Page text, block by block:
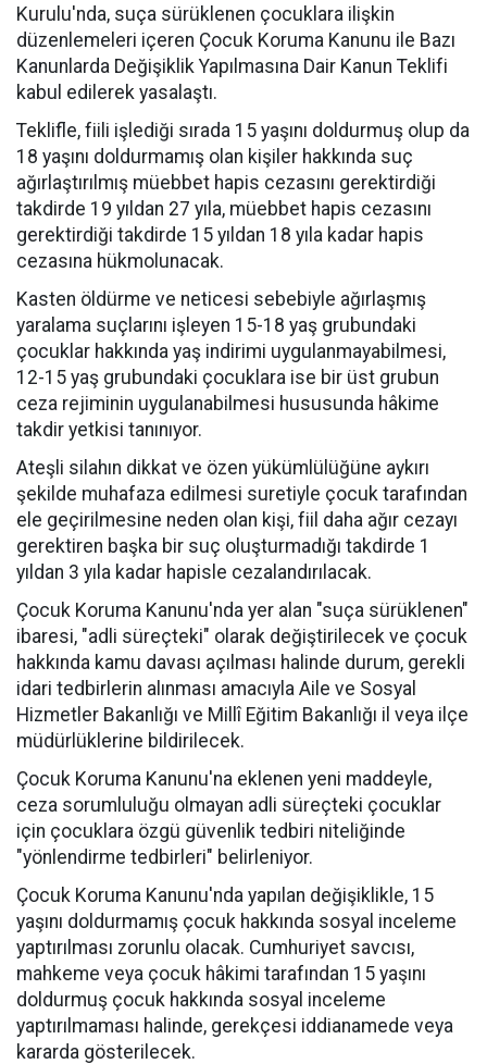
Kurulu'nda, suça sürüklenen çocuklara ilişkin
düzenlemeleri içeren Çocuk Koruma Kanunu ile Bazı
Kanunlarda Değişiklik Yapılmasına Dair Kanun Teklifi
kabul edilerek yasalaştı.
Teklifle, fiili işlediği sırada 15 yaşını doldurmuş olup da
18 yaşını doldurmamış olan kişiler hakkında suç
ağırlaştırılmış müebbet hapis cezasını gerektirdiği
takdirde 19 yıldan 27 yıla, müebbet hapis cezasını
gerektirdiği takdirde 15 yıldan 18 yıla kadar hapis
cezasına hükmolunacak.
Kasten öldürme ve neticesi sebebiyle ağırlaşmış
yaralama suçlarını işleyen 15-18 yaş grubundaki
çocuklar hakkında yaş indirimi uygulanmayabilmesi,
12-15 yaş grubundaki çocuklara ise bir üst grubun
ceza rejiminin uygulanabilmesi hususunda hâkime
takdir yetkisi tanınıyor.
Ateşli silahın dikkat ve özen yükümlülüğüne aykırı
şekilde muhafaza edilmesi suretiyle çocuk tarafından
ele geçirilmesine neden olan kişi, fiil daha ağır cezayı
gerektiren başka bir suç oluşturmadığı takdirde 1
yıldan 3 yıla kadar hapisle cezalandırılacak.
Çocuk Koruma Kanunu'nda yer alan "suça sürüklenen"
ibaresi, "adli süreçteki" olarak değiştirilecek ve çocuk
hakkında kamu davası açılması halinde durum, gerekli
idari tedbirlerin alınması amacıyla Aile ve Sosyal
Hizmetler Bakanlığı ve Millî Eğitim Bakanlığı il veya ilçe
müdürlüklerine bildirilecek.
Çocuk Koruma Kanunu'na eklenen yeni maddeyle,
ceza sorumluluğu olmayan adli süreçteki çocuklar
için çocuklara özgü güvenlik tedbiri niteliğinde
"yönlendirme tedbirleri" belirleniyor.
Çocuk Koruma Kanunu'nda yapılan değişiklikle, 15
yaşını doldurmamış çocuk hakkında sosyal inceleme
yaptırılması zorunlu olacak. Cumhuriyet savcısı,
mahkeme veya çocuk hâkimi tarafından 15 yaşını
doldurmuş çocuk hakkında sosyal inceleme
yaptırılmaması halinde, gerekçesi iddianamede veya
kararda gösterilecek.